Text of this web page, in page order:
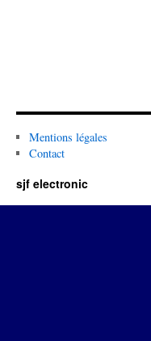
Mentions légales
Contact
sjf electronic